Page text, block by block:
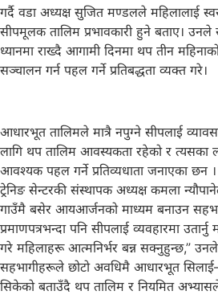
गर्दै वडा अध्यक्ष सुजित मण्डलले महिलालाई
सीपमूलक तालिम प्रभावकारी हुने बताए।
ध्यानमा राख्दै आगामी दिनमा थप तीन
सञ्चालन गर्न पहल गर्ने प्रतिबद्धता व्यक्त गरे।
आधारभूत तालिमले मात्रै नपुग्ने सीपलाई
लागि थप तालिम आवस्यकता रहेको र त्यसका
आवश्यक पहल गर्ने प्रतिव्यधाता जनाएका छन
ट्रेनिङ सेन्टरकी संस्थापक अध्यक्ष कमला
गाउँमै बसेर आयआर्जनको माध्यम बनाउन
प्रमाणपत्रभन्दा पनि सीपलाई व्यवहारमा उतार्नु
गरे महिलाहरू आत्मनिर्भर बन्न सक्नुहुन्छ,”
सहभागीहरूले छोटो अवधिमै आधारभूत
सिकेको बताउँदै थप तालिम र नियमित